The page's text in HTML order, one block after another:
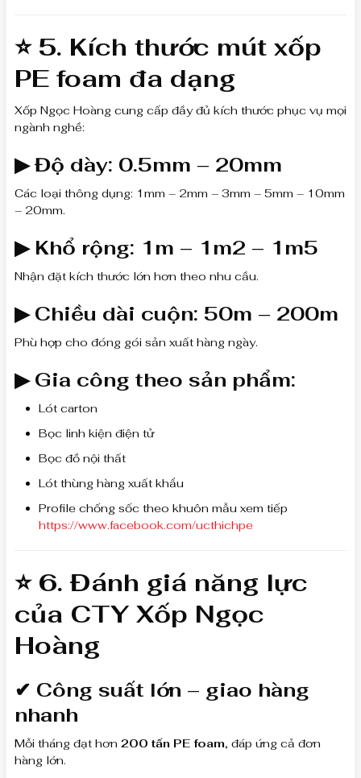
⭐ 5. Kích thước mút xốp
PE foam đa dạng
Xốp Ngọc Hoàng cung cấp đầy đủ kích thước phục vụ mọi
ngành nghề:
▶Độ dày: 0.5mm – 20mm
Các loại thông dụng: 1mm – 2mm – 3mm – 5mm – 10mm
– 20mm.
▶ Khổ rộng: 1m – 1m2 – 1m5
Nhận đặt kích thước lớn hơn theo nhu cầu.
▶Chiều dài cuộn: 50m – 200m
Phù hợp cho đóng gói sản xuất hàng ngày.
▶Gia công theo sản phẩm:
Lót carton
Bọc linh kiện điện tử
Bọc đồ nội thất
Lót thùng hàng xuất khẩu
Profile chống sốc theo khuôn mẫu xem tiếp
https://www.facebook.com/ucthichpe
⭐ 6. Đánh giá năng lực
của CTY Xốp Ngọc
Hoàng
✔ Công suất lớn – giao hàng
nhanh
Mỗi tháng đạt hơn 200 tấn PE foam, đáp ứng cả đơn
hàng lớn.